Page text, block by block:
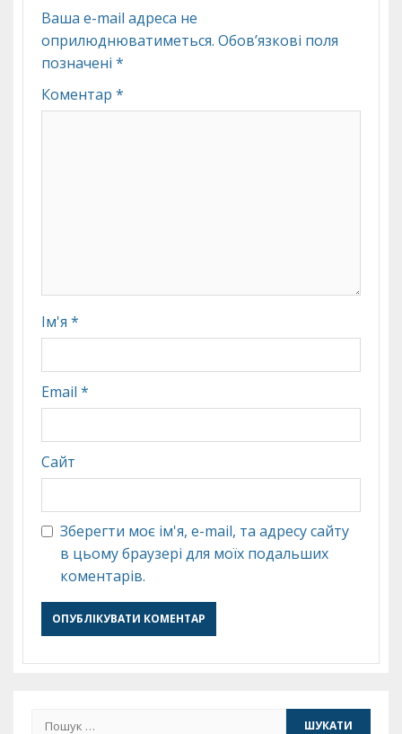
Ваша e-mail адреса не
оприлюднюватиметься. Обов’язкові поля
позначені *
Коментар *
Ім'я *
Email *
Сайт
Зберегти моє ім'я, e-mail, та адресу сайту
в цьому браузері для моїх подальших
коментарів.
Пошук: